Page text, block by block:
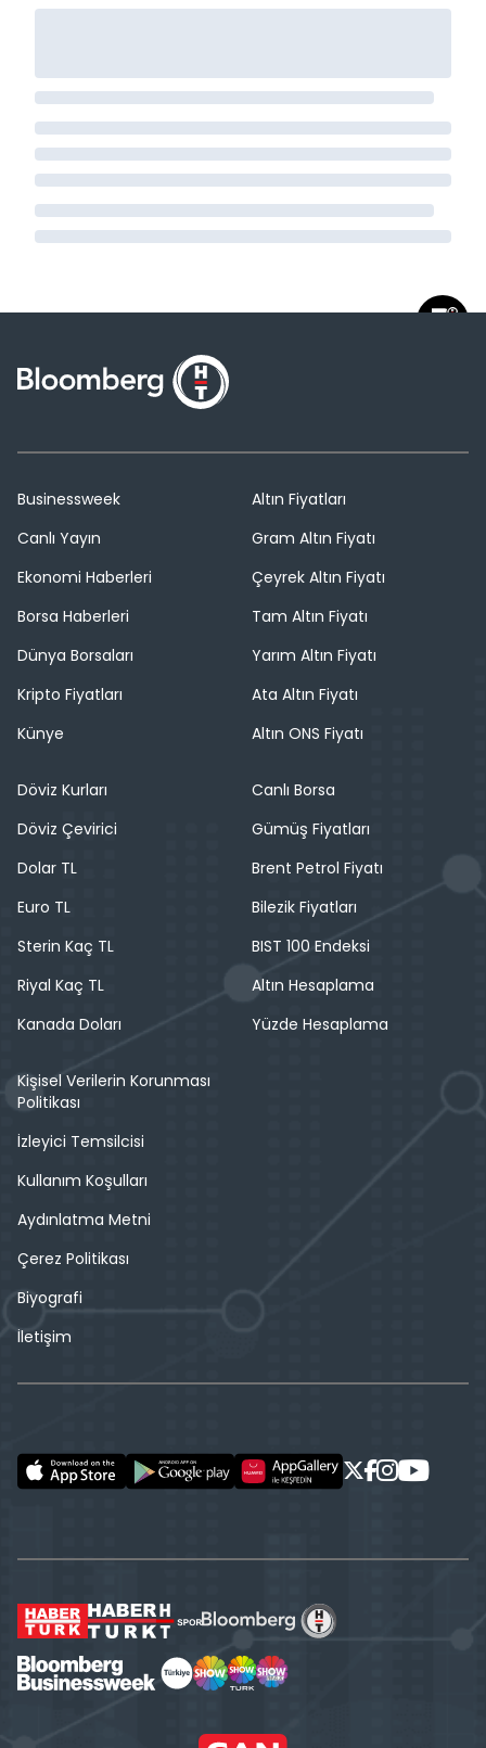
Businessweek
Canlı Yayın
Ekonomi Haberleri
Borsa Haberleri
Dünya Borsaları
Kripto Fiyatları
Künye
Altın Fiyatları
Gram Altın Fiyatı
Çeyrek Altın Fiyatı
Tam Altın Fiyatı
Yarım Altın Fiyatı
Ata Altın Fiyatı
Altın ONS Fiyatı
Döviz Kurları
Döviz Çevirici
Dolar TL
Euro TL
Sterin Kaç TL
Riyal Kaç TL
Kanada Doları
Canlı Borsa
Gümüş Fiyatları
Brent Petrol Fiyatı
Bilezik Fiyatları
BIST 100 Endeksi
Altın Hesaplama
Yüzde Hesaplama
Kişisel Verilerin Korunması
Politikası
İzleyici Temsilcisi
Kullanım Koşulları
Aydınlatma Metni
Çerez Politikası
Biyografi
İletişim